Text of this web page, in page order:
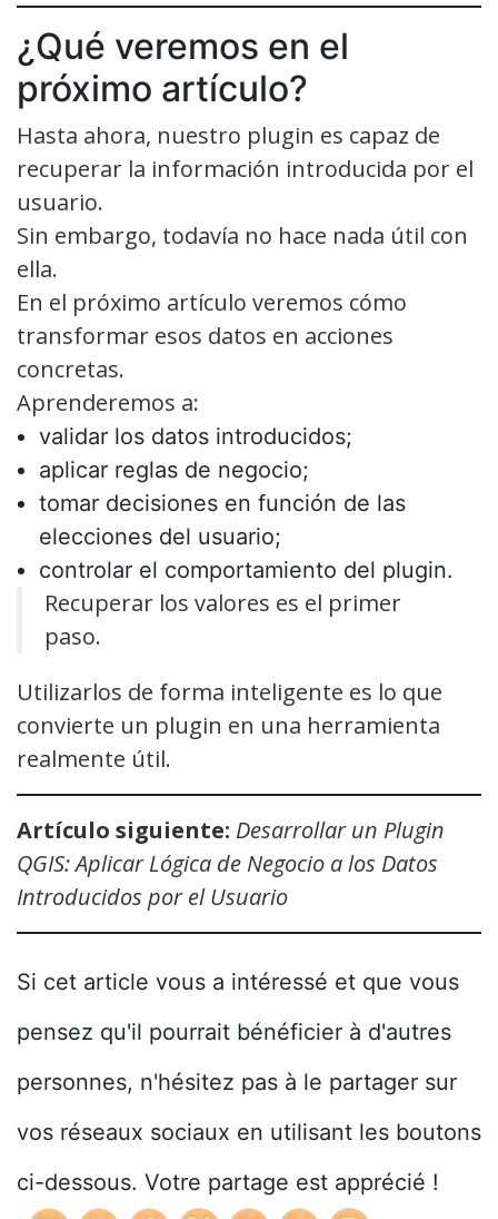
¿Qué veremos en el
próximo artículo?
Hasta ahora, nuestro plugin es capaz de
recuperar la información introducida por el
usuario.
Sin embargo, todavía no hace nada útil con
ella.
En el próximo artículo veremos cómo
transformar esos datos en acciones
concretas.
Aprenderemos a:
validar los datos introducidos;
aplicar reglas de negocio;
tomar decisiones en función de las
elecciones del usuario;
controlar el comportamiento del plugin.
Recuperar los valores es el primer
paso.
Utilizarlos de forma inteligente es lo que
convierte un plugin en una herramienta
realmente útil.
Artículo siguiente: Desarrollar un Plugin
QGIS: Aplicar Lógica de Negocio a los Datos
Introducidos por el Usuario
Si cet article vous a intéressé et que vous
pensez qu'il pourrait bénéficier à d'autres
personnes, n'hésitez pas à le partager sur
vos réseaux sociaux en utilisant les boutons
ci-dessous. Votre partage est apprécié !